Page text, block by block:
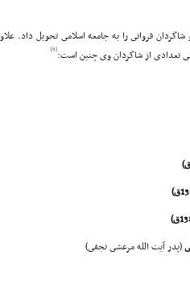
فروانى را به جامعه اسلامى تحویل داد.
تعدادى از شاگردان وى چنین است:[9]
(پدر آیت الله مرعشى نجفى)